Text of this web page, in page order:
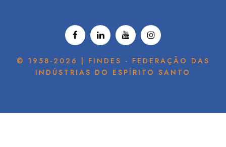
© 1958-2026 | FINDES - FEDERAÇÃO DAS
INDÚSTRIAS DO ESPÍRITO SANTO